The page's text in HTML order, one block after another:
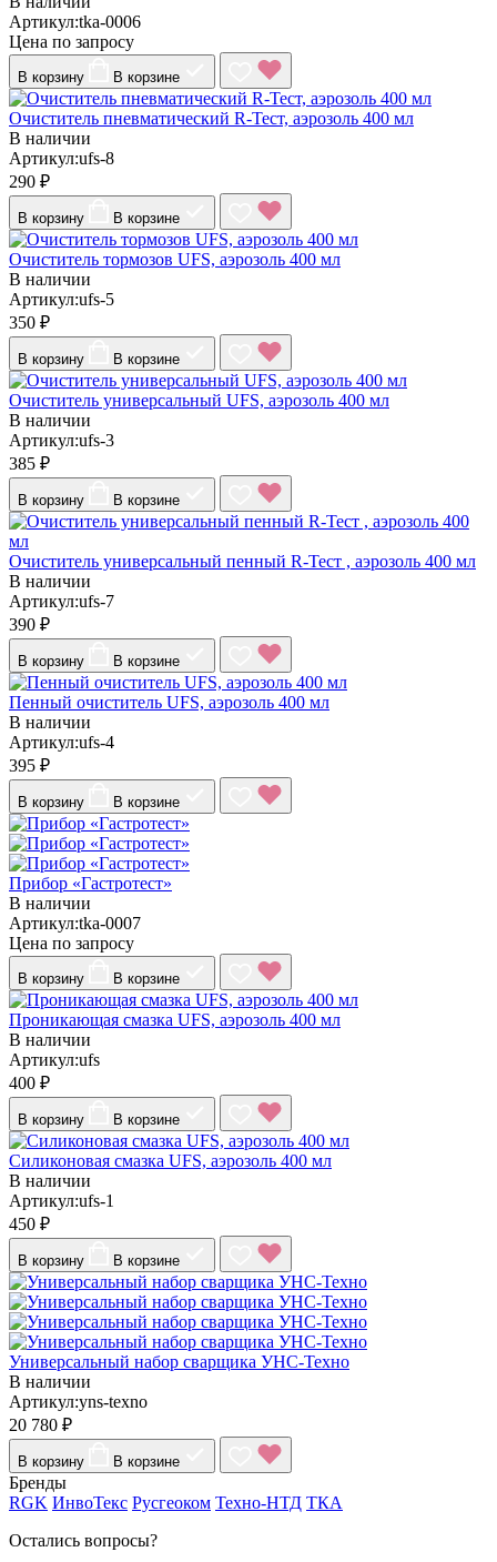
Артикул:tka-0006
Цена по запросу
В корзину В корзине
Очиститель пневматический R-Тест, аэрозоль 400 мл
В наличии
Артикул:ufs-8
290 ₽
В корзину В корзине
Очиститель тормозов UFS, аэрозоль 400 мл
В наличии
Артикул:ufs-5
350 ₽
В корзину В корзине
Очиститель универсальный UFS, аэрозоль 400 мл
В наличии
Артикул:ufs-3
385 ₽
В корзину В корзине
Очиститель универсальный пенный R-Тест , аэрозоль 400 мл
В наличии
Артикул:ufs-7
390 ₽
В корзину В корзине
Пенный очиститель UFS, аэрозоль 400 мл
В наличии
Артикул:ufs-4
395 ₽
В корзину В корзине
Прибор «Гастротест»
В наличии
Артикул:tka-0007
Цена по запросу
В корзину В корзине
Проникающая смазка UFS, аэрозоль 400 мл
В наличии
Артикул:ufs
400 ₽
В корзину В корзине
Силиконовая смазка UFS, аэрозоль 400 мл
В наличии
Артикул:ufs-1
450 ₽
В корзину В корзине
Универсальный набор сварщика УНС-Техно
В наличии
Артикул:yns-texno
20 780 ₽
В корзину В корзине
Бренды
RGK ИнвоТекс Русгеоком Техно-НТД ТКА
Остались вопросы?